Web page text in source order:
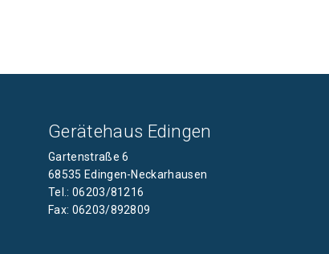
Gerätehaus Edingen
Gartenstraße 6
68535 Edingen-Neckarhausen
Tel.: 06203/81216
Fax: 06203/892809